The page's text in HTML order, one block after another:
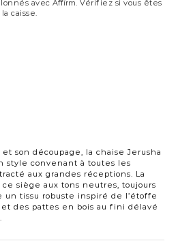
avec Affirm. Vérifiez si vous êtes
caisse.
son découpage, la chaise Jerusha
style convenant à toutes les
aux grandes réceptions. La
siège aux tons neutres, toujours
tissu robuste inspiré de l’étoffe
des pattes en bois au fini délavé